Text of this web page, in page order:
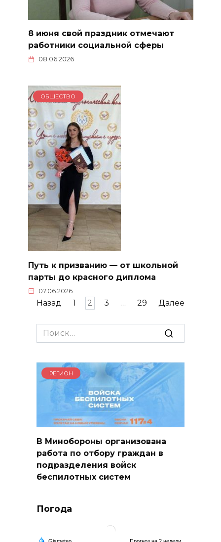
8 июня свой праздник отмечают
работники социальной сферы
08.06.2026
ОБЩЕСТВО
Путь к призванию — от школьной
парты до красного диплома
07.06.2026
Пагинация
Назад 1 2 3 … 29 Далее
Search
for:
РЕГИОН
В Минобороны организована
работа по отбору граждан в
подразделения войск
беспилотных систем
Погода